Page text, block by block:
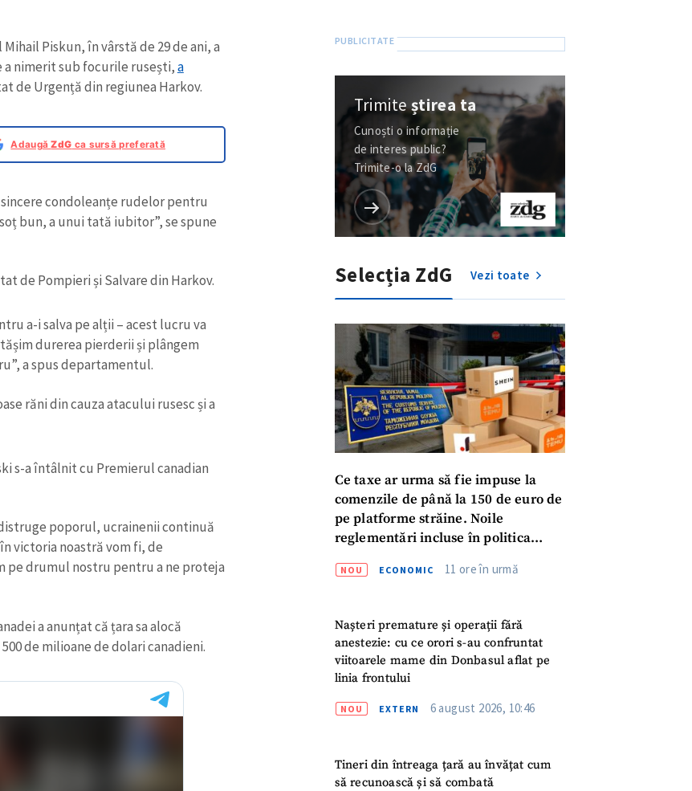
Piskun, în vârstă de 29 de ani, a
nimerit sub focurile rusești,a
de Urgență din regiunea Harkov.
AdaugăZdG ca sursă preferată
condoleanțe rudelor pentru
bun, a unui tată iubitor”, se spune
de Pompieri și Salvare din Harkov.
a-i salva pe alții – acest lucru va
durerea pierderii și plângem
a spus departamentul.
răni din cauza atacului rusesc și a
s-a întâlnit cu Premierul canadian
poporul, ucrainenii continuă
victoria noastră vom fi, de
pe drumul nostru pentru a ne proteja
a anunțat că țara sa alocă
de milioane de dolari canadieni.
Trimiteștirea ta
Cunoști o informație
de interes public?
Trimite-o la ZdG
Selecția ZdG Vezi toate
Ce taxe ar urma să fie impuse la
comenzile de până la 150 de euro de
pe platforme străine. Noile
reglementări incluse în politica
NOU ECONOMIC 11 ore în urmă
Nașteri premature și operații fără
anestezie: cu ce orori s-au confruntat
viitoarele mame din Donbasul aflat pe
linia frontului
NOU EXTERN 6 august 2026, 10:46
Tineri din întreaga țară au învățat cum
să recunoască și să combată
+ Încarcă imagine
CONTACT SURSĂ
+ Emailul meu
Am citit și sunt de acord cupolitica de